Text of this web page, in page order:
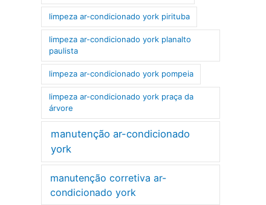
limpeza ar-condicionado york pirituba
limpeza ar-condicionado york planalto
paulista
limpeza ar-condicionado york pompeia
limpeza ar-condicionado york praça da
árvore
manutenção ar-condicionado
york
manutenção corretiva ar-
condicionado york